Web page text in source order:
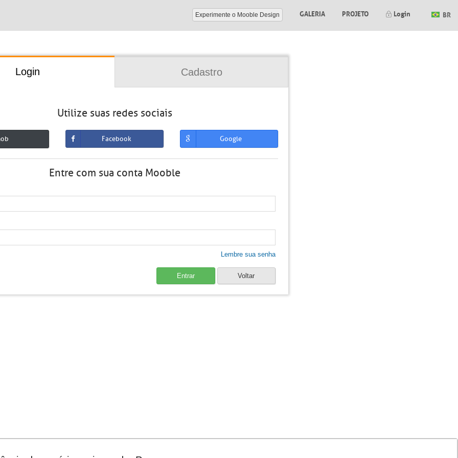
Experimente o Mooble Design GALERIA PROJETO Login BR
Login Cadastro
Utilize suas redes sociais
Facebook Google
Entre com sua conta Mooble
Lembre sua senha
Entrar Voltar